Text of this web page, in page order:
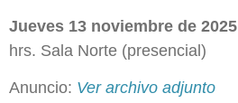
Jueves 13 noviembre de 2025
hrs. Sala Norte (presencial)
Anuncio: Ver archivo adjunto